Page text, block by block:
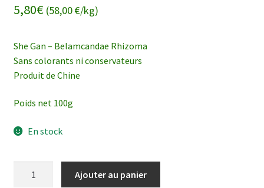
5,80€(58,00 €/kg)
She Gan – Belamcandae Rhizoma
Sans colorants ni conservateurs
Produit de Chine
Poids net 100g
En stock
Ajouter au panier